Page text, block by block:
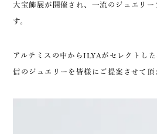
大宝飾展が開催され、一流のジュエリー
す。
アルテミスの中からILYAがセレクトし
信のジュエリーを皆様にご提案させて頂